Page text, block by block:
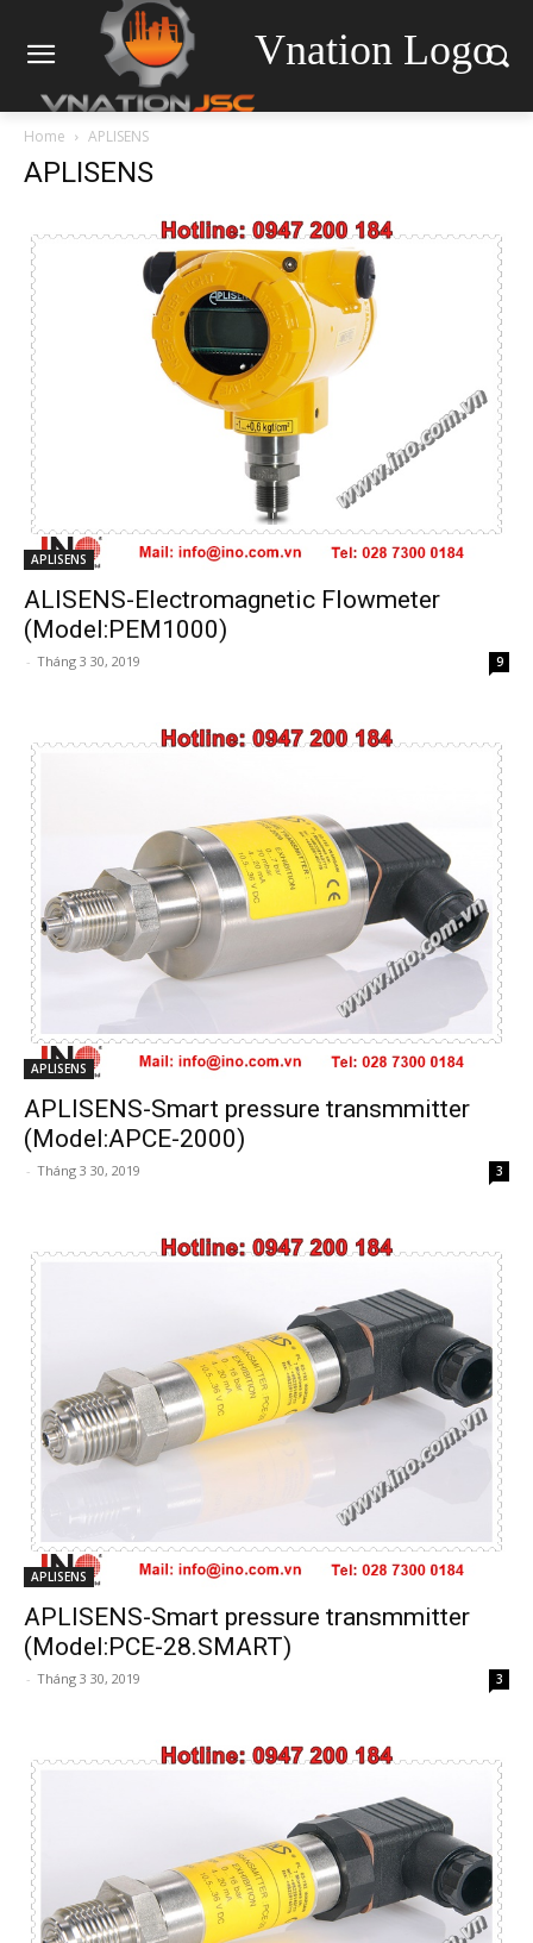
Vnation Logo
Home APLISENS
APLISENS
APLISENS
ALISENS-Electromagnetic Flowmeter
(Model:PEM1000)
- Tháng 3 30, 2019 9
APLISENS
APLISENS-Smart pressure transmmitter
(Model:APCE-2000)
- Tháng 3 30, 2019 3
APLISENS
APLISENS-Smart pressure transmmitter
(Model:PCE-28.SMART)
- Tháng 3 30, 2019 3